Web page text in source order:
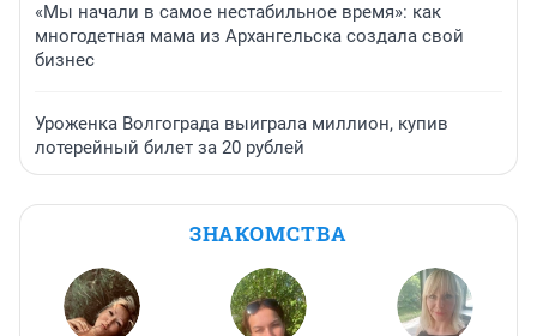
«Мы начали в самое нестабильное время»: как
многодетная мама из Архангельска создала свой
бизнес
Уроженка Волгограда выиграла миллион, купив
лотерейный билет за 20 рублей
ЗНАКОМСТВА